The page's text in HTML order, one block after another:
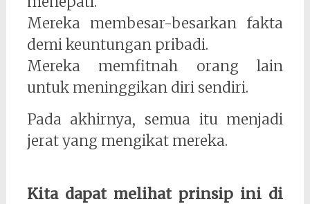
Mereka membesar-besarkan fakta
demi keuntungan pribadi.
Mereka memfitnah orang lain
untuk meninggikan diri sendiri.
Pada akhirnya, semua itu menjadi
jerat yang mengikat mereka.
Kita dapat melihat prinsip ini di